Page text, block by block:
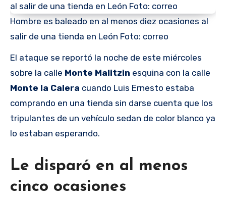
Hombre es baleado en al menos diez ocasiones al
salir de una tienda en León Foto: correo
El ataque se reportó la noche de este miércoles
sobre la calle Monte Malitzin esquina con la calle
Monte la Calera cuando Luis Ernesto estaba
comprando en una tienda sin darse cuenta que los
tripulantes de un vehículo sedan de color blanco ya
lo estaban esperando.
Le disparó en al menos
cinco ocasiones